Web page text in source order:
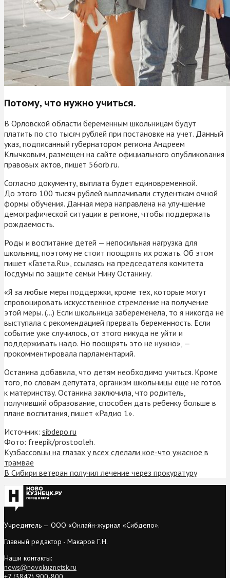
Потому, что нужно учиться.
В Орловской области беременным школьницам будут
платить по сто тысяч рублей при постановке на учет. Данный
указ, подписанный губернатором региона Андреем
Клычковым, размещен на сайте официального опубликования
правовых актов, пишет 56orb.ru.
Согласно документу, выплата будет единовременной.
До этого 100 тысяч рублей выплачивали студенткам очной
формы обучения. Данная мера направлена на улучшение
демографической ситуации в регионе, чтобы поддержать
рождаемость.
Роды и воспитание детей — непосильная нагрузка для
школьниц, поэтому не стоит поощрять их рожать. Об этом
пишет «Газета.Ru», ссылаясь на председателя комитета
Госдумы по защите семьи Нину Останину.
«Я за любые меры поддержки, кроме тех, которые могут
спровоцировать искусственное стремление на получение
этой меры. (…) Если школьница забеременела, то я никогда не
выступала с рекомендацией прервать беременность. Если
событие уже случилось, от этого никуда не уйти и
поддерживать надо. Но поощрять это не нужно», —
прокомментировала парламентарий.
Останина добавила, что детям необходимо учиться. Кроме
того, по словам депутата, организм школьницы еще не готов
к материнству. Останина заключила, что родитель,
получивший образование, способен дать ребенку больше в
плане воспитания, пишет «Радио 1».
Источник: sibdepo.ru
Фото: freepik/prostooleh.
Кузбассовцы на глазах у всех сделали кое-что ужасное в
трамвае
В Сибири ветеран получил лечение через прокуратуру
Учредитель — ООО «Онлайн-журнал «Сибдепо».
Главный редактор - Макаров Г.Н.
Наши контакты:
news@novokuznetsk.ru